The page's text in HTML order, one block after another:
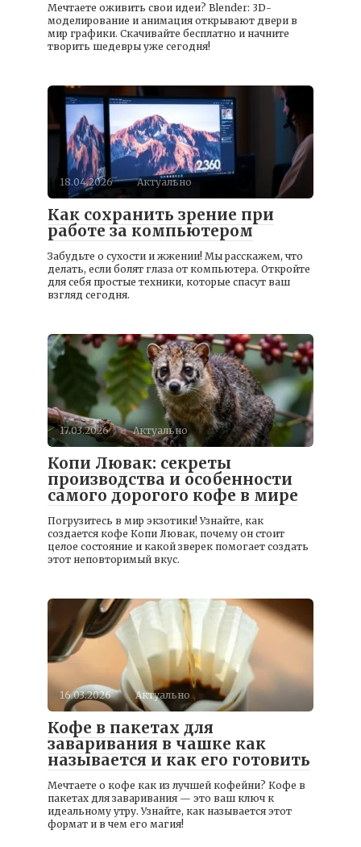
Мечтаете оживить свои идеи? Blender: 3D-
моделирование и анимация открывают двери в
мир графики. Скачивайте бесплатно и начните
творить шедевры уже сегодня!
18.04.2026 Актуально
Как сохранить зрение при
работе за компьютером
Забудьте о сухости и жжении! Мы расскажем, что
делать, если болят глаза от компьютера. Откройте
для себя простые техники, которые спасут ваш
взгляд сегодня.
17.03.2026 Актуально
Копи Лювак: секреты
производства и особенности
самого дорогого кофе в мире
Погрузитесь в мир экзотики! Узнайте, как
создается кофе Копи Лювак, почему он стоит
целое состояние и какой зверек помогает создать
этот неповторимый вкус.
16.03.2026 Актуально
Кофе в пакетах для
заваривания в чашке как
называется и как его готовить
Мечтаете о кофе как из лучшей кофейни? Кофе в
пакетах для заваривания — это ваш ключ к
идеальному утру. Узнайте, как называется этот
формат и в чем его магия!